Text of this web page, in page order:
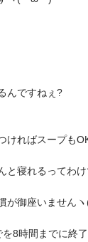
んですねぇ?
ければスープも
寝れるってわけ
が御座いませんヽ
8時間までに終